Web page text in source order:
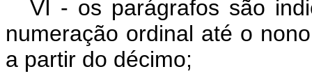
VI - os parágrafos são
numeração ordinal até o
a partir do décimo;